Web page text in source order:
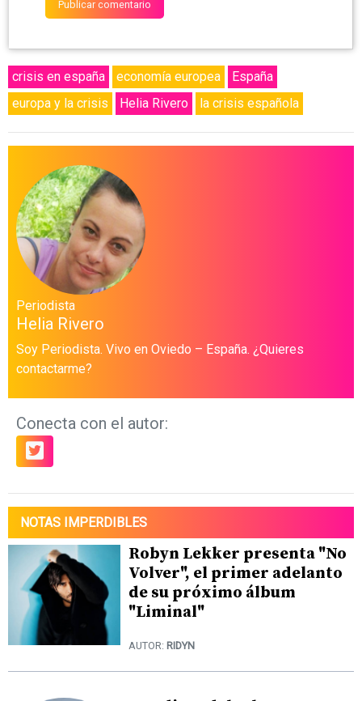
crisis en españa economía europea
España
europa y la crisis
Helia Rivero la crisis española
Periodista
Helia Rivero
Soy Periodista. Vivo en Oviedo – España. ¿Quieres
contactarme?
Conecta con el autor:
NOTAS IMPERDIBLES
Robyn Lekker presenta "No
Volver", el primer adelanto
de su próximo álbum
"Liminal"
AUTOR: RIDYN